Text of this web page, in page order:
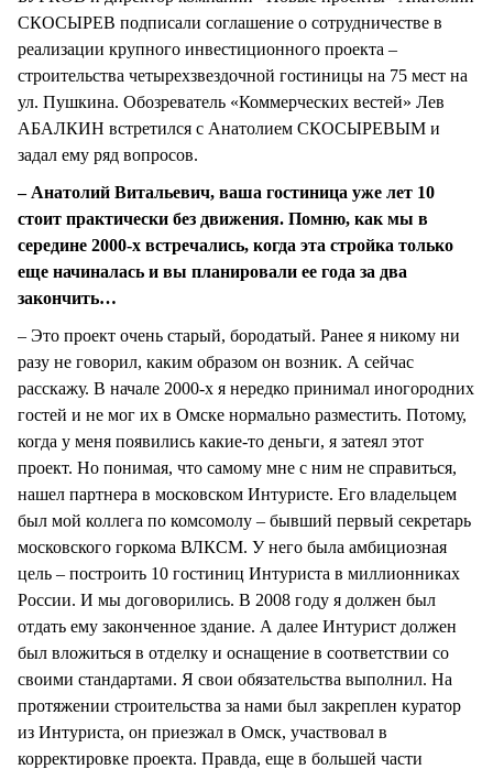
СКОСЫРЕВ подписали соглашение о сотрудничестве в
реализации крупного инвестиционного проекта –
строительства четырехзвездочной гостиницы на 75 мест на
ул. Пушкина. Обозреватель «Коммерческих вестей» Лев
АБАЛКИН встретился с Анатолием СКОСЫРЕВЫМ и
задал ему ряд вопросов.
– Анатолий Витальевич, ваша гостиница уже лет 10
стоит практически без движения. Помню, как мы в
середине 2000-х встречались, когда эта стройка только
еще начиналась и вы планировали ее года за два
закончить…
– Это проект очень старый, бородатый. Ранее я никому ни
разу не говорил, каким образом он возник. А сейчас
расскажу. В начале 2000-х я нередко принимал иногородних
гостей и не мог их в Омске нормально разместить. Потому,
когда у меня появились какие-то деньги, я затеял этот
проект. Но понимая, что самому мне с ним не справиться,
нашел партнера в московском Интуристе. Его владельцем
был мой коллега по комсомолу – бывший первый секретарь
московского горкома ВЛКСМ. У него была амбициозная
цель – построить 10 гостиниц Интуриста в миллионниках
России. И мы договорились. В 2008 году я должен был
отдать ему законченное здание. А далее Интурист должен
был вложиться в отделку и оснащение в соответствии со
своими стандартами. Я свои обязательства выполнил. На
протяжении строительства за нами был закреплен куратор
из Интуриста, он приезжал в Омск, участвовал в
корректировке проекта. Правда, еще в большей части